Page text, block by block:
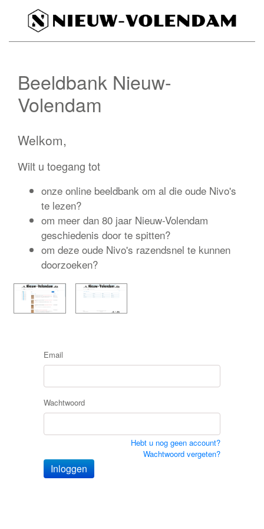
Beeldbank Nieuw-
Volendam
Welkom,
Wilt u toegang tot
onze online beeldbank om al die oude Nivo's
te lezen?
om meer dan 80 jaar Nieuw-Volendam
geschiedenis door te spitten?
om deze oude Nivo's razendsnel te kunnen
doorzoeken?
Email
Wachtwoord
Hebt u nog geen account?
Wachtwoord vergeten?
Inloggen